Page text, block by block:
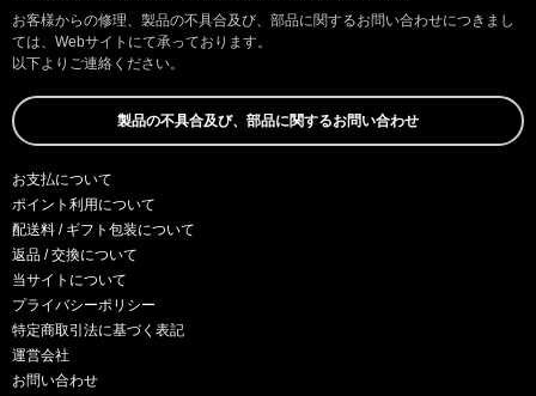
お客様からの修理、製品の不具合及び、部品に関するお問い合わせにつきまし
ては、Webサイトにて承っております。
以下よりご連絡ください。
製品の不具合及び、部品に関するお問い合わせ
お支払について
ポイント利用について
配送料 / ギフト包装について
返品 / 交換について
当サイトについて
プライバシーポリシー
特定商取引法に基づく表記
運営会社
お問い合わせ